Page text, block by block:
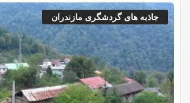
جاذبه های گردشگری مازندران